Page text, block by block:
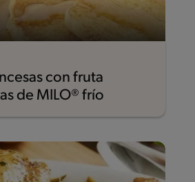
con fruta
de MILO® frío